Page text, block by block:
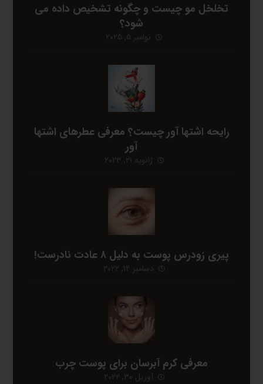
تخلخل مو چیست و چگونه تشخیص داده می
شود؟
نوامبر ۵, ۲۰۲۵
رایحه اشتها آور چیست؟ معرفی عطرهای اشتها
آور
ژانویه ۲۱, ۲۰۲۳
پیری زودرس پوست به دلیل ۸ عادت نادرست!
دسامبر ۱۴, ۲۰۲۲
معرفی کرم آبرسان برای پوست چرب
آوریل ۳۰, ۲۰۲۲